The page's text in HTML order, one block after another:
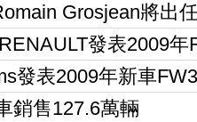
Grosjean將出
發表2009年
發表2009年新車
銷售127.6萬輛